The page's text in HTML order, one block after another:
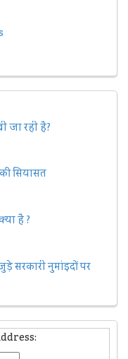
जा रही है?
सियासत
है ?
सरकारी नुमांइदों पर